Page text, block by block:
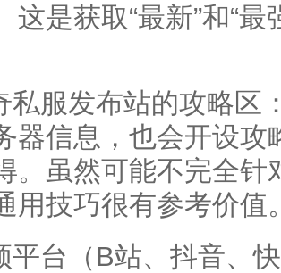
这是获取“最新”和“
私服发布站的攻略区
器信息，也会开设攻
。虽然可能不完全针
用技巧很有参考价值
平台（B站、抖音、